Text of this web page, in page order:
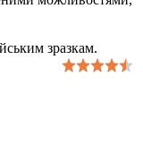
зразкам.